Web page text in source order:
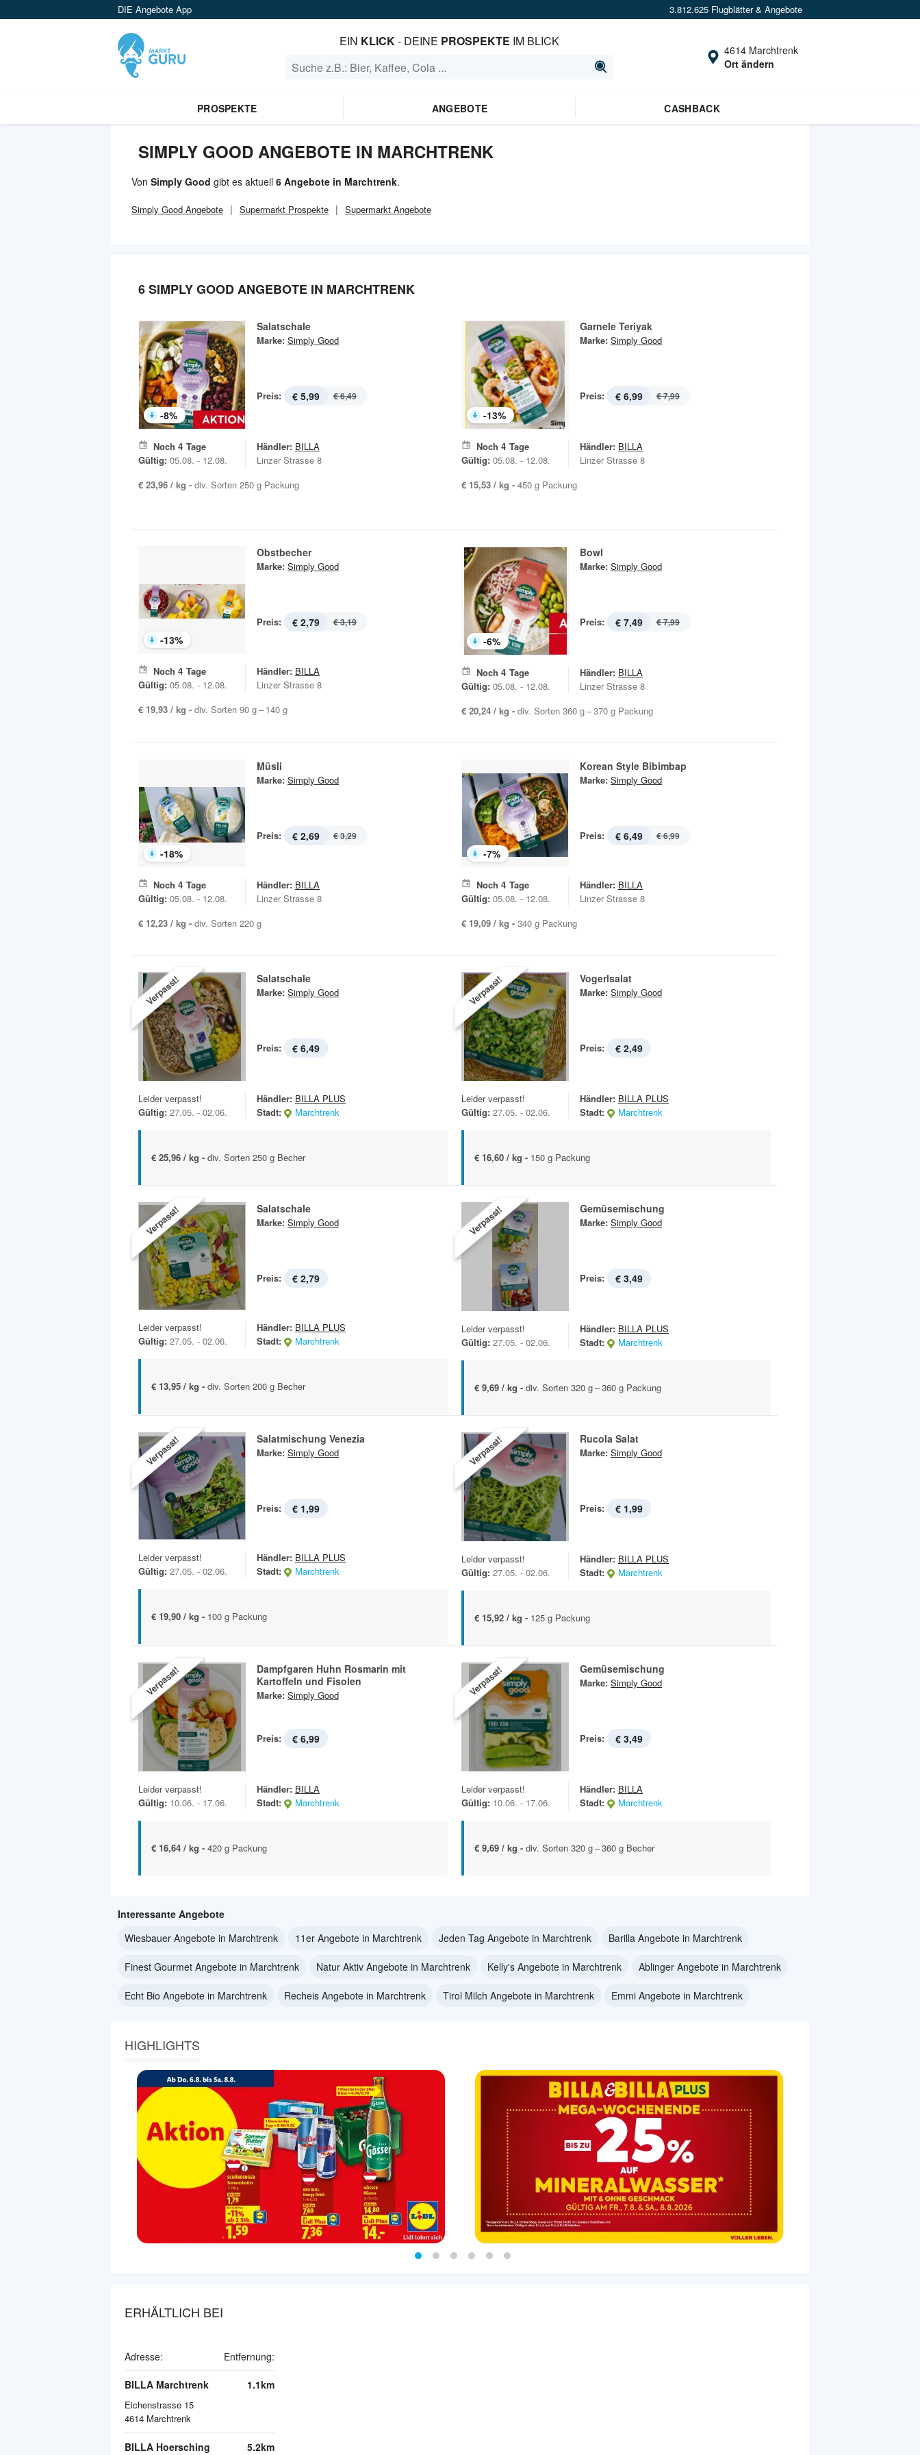
DIE Angebote App 3.812.625 Flugblätter & Angebote
EIN KLICK- DEINE PROSPEKTE IM BLICK
4614 Marchtrenk
Ort ändern
PROSPEKTE ANGEBOTE CASHBACK
SIMPLY GOOD ANGEBOTE IN MARCHTRENK
Von Simply Good gibt es aktuell 6 Angebote in Marchtrenk.
Simply Good Angebote Supermarkt Prospekte Supermarkt Angebote
6 SIMPLY GOOD ANGEBOTE IN MARCHTRENK
-8%
Salatschale
Marke: Simply Good
Preis: € 5,99 € 6,49
Noch 4 Tage
Gültig: 05.08. - 12.08.
Händler: BILLA
Linzer Strasse 8
€ 23,96 / kg - div. Sorten 250 g Packung
-13%
Garnele Teriyak
Marke: Simply Good
Preis: € 6,99 € 7,99
Noch 4 Tage
Gültig: 05.08. - 12.08.
Händler: BILLA
Linzer Strasse 8
€ 15,53 / kg - 450 g Packung
-13%
Obstbecher
Marke: Simply Good
Preis: € 2,79 € 3,19
Noch 4 Tage
Gültig: 05.08. - 12.08.
Händler: BILLA
Linzer Strasse 8
€ 19,93 / kg - div. Sorten 90 g – 140 g
-6%
Bowl
Marke: Simply Good
Preis: € 7,49 € 7,99
Noch 4 Tage
Gültig: 05.08. - 12.08.
Händler: BILLA
Linzer Strasse 8
€ 20,24 / kg - div. Sorten 360 g – 370 g Packung
-18%
Müsli
Marke: Simply Good
Preis: € 2,69 € 3,29
Noch 4 Tage
Gültig: 05.08. - 12.08.
Händler: BILLA
Linzer Strasse 8
€ 12,23 / kg - div. Sorten 220 g
-7%
Korean Style Bibimbap
Marke: Simply Good
Preis: € 6,49 € 6,99
Noch 4 Tage
Gültig: 05.08. - 12.08.
Händler: BILLA
Linzer Strasse 8
€ 19,09 / kg - 340 g Packung
Verpasst! Salatschale
Marke: Simply Good
Preis: € 6,49
Leider verpasst!
Gültig: 27.05. - 02.06.
Händler: BILLA PLUS
Stadt:
Marchtrenk
€ 25,96 / kg - div. Sorten 250 g Becher
Verpasst! Vogerlsalat
Marke: Simply Good
Preis: € 2,49
Leider verpasst!
Gültig: 27.05. - 02.06.
Händler: BILLA PLUS
Stadt:
Marchtrenk
€ 16,60 / kg - 150 g Packung
Verpasst! Salatschale
Marke: Simply Good
Preis: € 2,79
Leider verpasst!
Gültig: 27.05. - 02.06.
Händler: BILLA PLUS
Stadt:
Marchtrenk
€ 13,95 / kg - div. Sorten 200 g Becher
Verpasst! Gemüsemischung
Marke: Simply Good
Preis: € 3,49
Leider verpasst!
Gültig: 27.05. - 02.06.
Händler: BILLA PLUS
Stadt:
Marchtrenk
€ 9,69 / kg - div. Sorten 320 g – 360 g Packung
Verpasst! Salatmischung Venezia
Marke: Simply Good
Preis: € 1,99
Leider verpasst!
Gültig: 27.05. - 02.06.
Händler: BILLA PLUS
Stadt:
Marchtrenk
€ 19,90 / kg - 100 g Packung
Verpasst! Rucola Salat
Marke: Simply Good
Preis: € 1,99
Leider verpasst!
Gültig: 27.05. - 02.06.
Händler: BILLA PLUS
Stadt:
Marchtrenk
€ 15,92 / kg - 125 g Packung
Verpasst!
Dampfgaren Huhn Rosmarin mit
Kartoffeln und Fisolen
Marke: Simply Good
Preis: € 6,99
Leider verpasst!
Gültig: 10.06. - 17.06.
Händler: BILLA
Stadt:
Marchtrenk
€ 16,64 / kg - 420 g Packung
Verpasst! Gemüsemischung
Marke: Simply Good
Preis: € 3,49
Leider verpasst!
Gültig: 10.06. - 17.06.
Händler: BILLA
Stadt:
Marchtrenk
€ 9,69 / kg - div. Sorten 320 g – 360 g Becher
Interessante Angebote
Wiesbauer Angebote in Marchtrenk
11er Angebote in Marchtrenk Jeden Tag Angebote in Marchtrenk Barilla Angebote in Marchtrenk
Finest Gourmet Angebote in Marchtrenk Natur Aktiv Angebote in Marchtrenk Kelly's Angebote in Marchtrenk Ablinger Angebote in Marchtrenk
Echt Bio Angebote in Marchtrenk Recheis Angebote in Marchtrenk Tirol Milch Angebote in Marchtrenk Emmi Angebote in Marchtrenk
HIGHLIGHTS
ERHÄLTLICH BEI
Adresse: Entfernung:
BILLA Marchtrenk
Eichenstrasse 15
4614 Marchtrenk
1.1km
BILLA Hoersching 5.2km